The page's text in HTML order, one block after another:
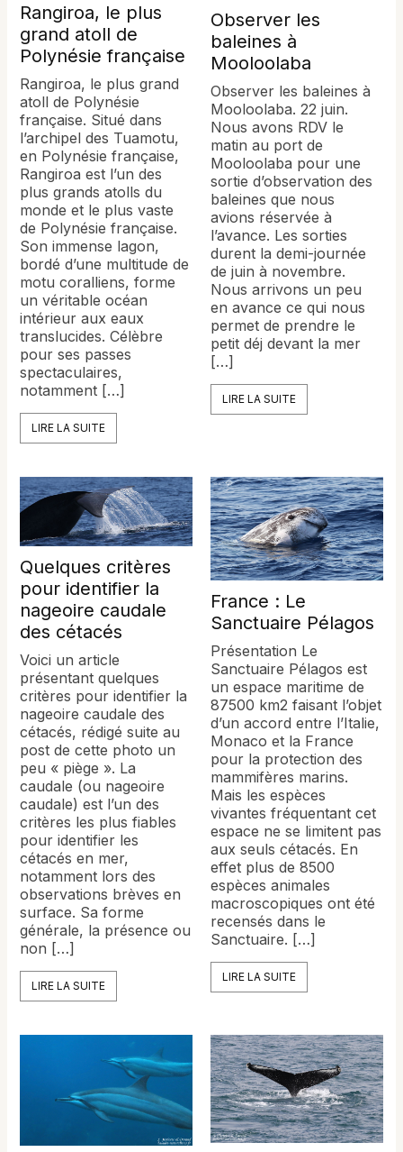
Rangiroa, le plus
grand atoll de
Polynésie française
Rangiroa, le plus grand
atoll de Polynésie
française. Situé dans
l’archipel des Tuamotu,
en Polynésie française,
Rangiroa est l’un des
plus grands atolls du
monde et le plus vaste
de Polynésie française.
Son immense lagon,
bordé d’une multitude de
motu coralliens, forme
un véritable océan
intérieur aux eaux
translucides. Célèbre
pour ses passes
spectaculaires,
notamment […]
LIRE LA SUITE
Observer les
baleines à
Mooloolaba
Observer les baleines à
Mooloolaba. 22 juin.
Nous avons RDV le
matin au port de
Mooloolaba pour une
sortie d’observation des
baleines que nous
avions réservée à
l’avance. Les sorties
durent la demi-journée
de juin à novembre.
Nous arrivons un peu
en avance ce qui nous
permet de prendre le
petit déj devant la mer
[…]
LIRE LA SUITE
Quelques critères
pour identifier la
nageoire caudale
des cétacés
Voici un article
présentant quelques
critères pour identifier la
nageoire caudale des
cétacés, rédigé suite au
post de cette photo un
peu « piège ». La
caudale (ou nageoire
caudale) est l’un des
critères les plus fiables
pour identifier les
cétacés en mer,
notamment lors des
observations brèves en
surface. Sa forme
générale, la présence ou
non […]
LIRE LA SUITE
France : Le
Sanctuaire Pélagos
Présentation Le
Sanctuaire Pélagos est
un espace maritime de
87500 km2 faisant l’objet
d’un accord entre l’Italie,
Monaco et la France
pour la protection des
mammifères marins.
Mais les espèces
vivantes fréquentant cet
espace ne se limitent pas
aux seuls cétacés. En
effet plus de 8500
espèces animales
macroscopiques ont été
recensés dans le
Sanctuaire. […]
LIRE LA SUITE